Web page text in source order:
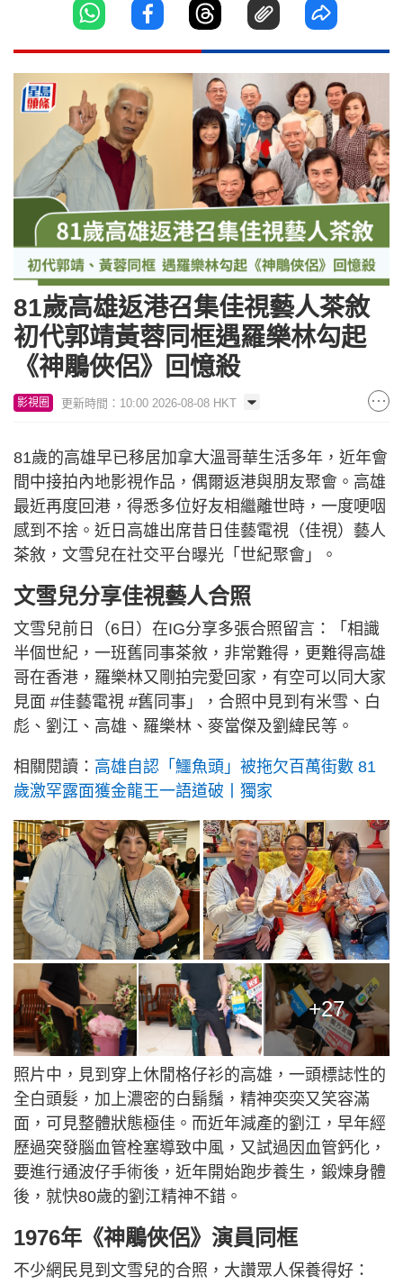
81歲高雄返港召集佳視藝人茶敘
初代郭靖黃蓉同框遇羅樂林勾起
《神鵰俠侶》回憶殺
影視圈 更新時間：10:00 2026-08-08 HKT
81歲的高雄早已移居加拿大溫哥華生活多年，近年會
間中接拍內地影視作品，偶爾返港與朋友聚會。高雄
最近再度回港，得悉多位好友相繼離世時，一度哽咽
感到不捨。近日高雄出席昔日佳藝電視（佳視）藝人
茶敘，文雪兒在社交平台曝光「世紀聚會」。
文雪兒分享佳視藝人合照
文雪兒前日（6日）在IG分享多張合照留言：「相識
半個世紀，一班舊同事茶敘，非常難得，更難得高雄
哥在香港，羅樂林又剛拍完愛回家，有空可以同大家
見面 #佳藝電視 #舊同事」，合照中見到有米雪、白
彪、劉江、高雄、羅樂林、麥當傑及劉緯民等。
相關閱讀： 高雄自認「鱷魚頭」被拖欠百萬街數 81
歲激罕露面獲金龍王一語道破丨獨家
+27
照片中，見到穿上休閒格仔衫的高雄，一頭標誌性的
全白頭髮，加上濃密的白鬍鬚，精神奕奕又笑容滿
面，可見整體狀態極佳。而近年減產的劉江，早年經
歷過突發腦血管栓塞導致中風，又試過因血管鈣化，
要進行通波仔手術後，近年開始跑步養生，鍛煉身體
後，就快80歲的劉江精神不錯。
1976年《神鵰俠侶》演員同框
不少網民見到文雪兒的合照，大讚眾人保養得好：